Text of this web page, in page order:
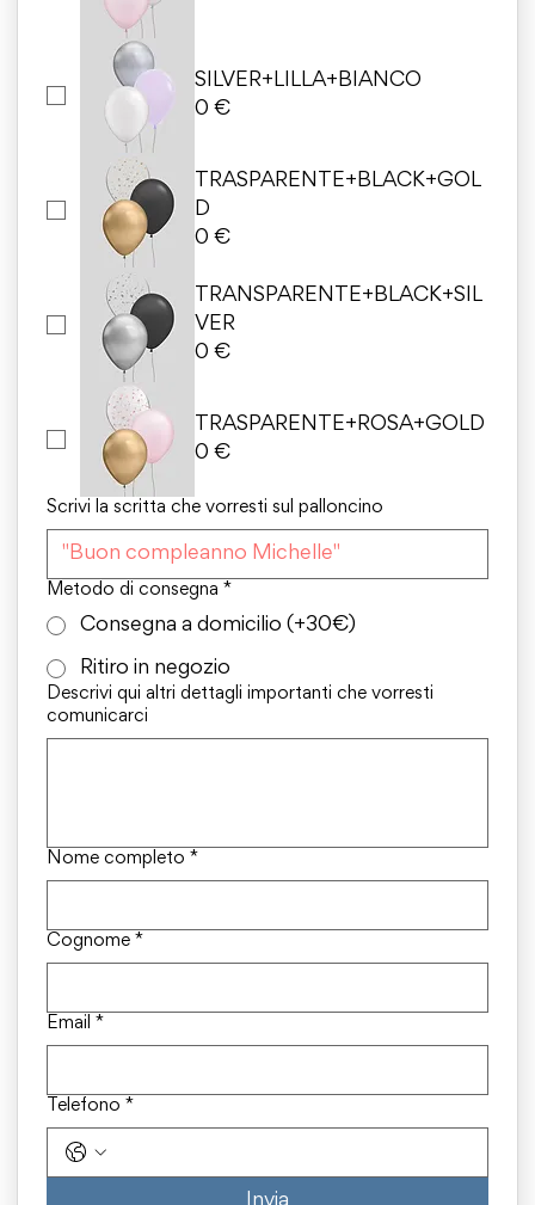
SILVER+LILLA+BIANCO
0 €
TRASPARENTE+BLACK+GOL
D
0 €
TRANSPARENTE+BLACK+SIL
VER
0 €
TRASPARENTE+ROSA+GOLD
0 €
Scrivi la scritta che vorresti sul palloncino
Metodo di consegna *
Consegna a domicilio (+30€)
Ritiro in negozio
Descrivi qui altri dettagli importanti che vorresti
comunicarci
Nome completo *
Cognome *
Email *
Telefono *